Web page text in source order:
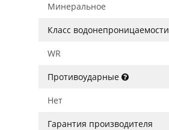
Минеральное
Класс водонепроницаемости
WR
Противоударные
Нет
Гарантия производителя